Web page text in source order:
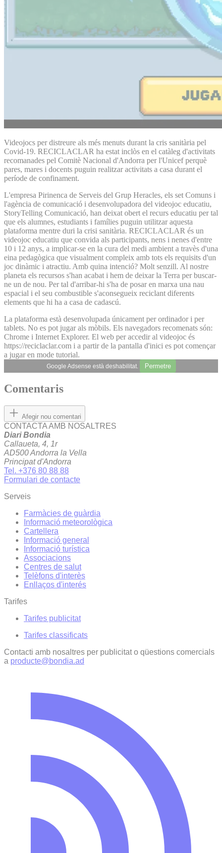
Videojocs per distreure als més menuts durant la cris sanitària pel
Covid-19. RECICLACLAR ha estat inclòs en el catàleg d'activitats
recomanades pel Comitè Nacional d'Andorra per l'Unicef perquè
pares, mares i docents puguin realitzar activitats a casa durant el
període de confinament.
L'empresa Pirinenca de Serveis del Grup Heracles, els set Comuns i
l'agència de comunicació i desenvolupadora del videojoc educatiu,
StoryTelling Comunicació, han deixat obert el recurs educatiu per tal
que els alumnes, estudiants i famílies puguin utilitzar aquesta
plataforma mentre duri la crisi sanitària. RECICLACLAR és un
videojoc educatiu que convida als participants, nens i nenes d'entre
10 i 12 anys, a implicar-se en la cura del medi ambient a travès d'una
eina pedagògica que visualment compleix amb tots els requisits d'un
joc dinàmic i atractiu. Amb quina intenció? Molt senzill. Al nostre
planeta els recursos s'han acabat i hem de deixar la Terra per buscar-
ne un de nou. Per tal d'arribar-hi s'ha de posar en marxa una nau
espacial i el seu combustible s'aconsegueix reciclant diferents
elements que hi ha a casa de cadascú.
La plataforma està desenvolupada únicament per ordinador i per
tablets. No es pot jugar als mòbils. Els navegadors recomenats són:
Chrome i Internet Explorer. El web per accedir al videojoc és
https://reciclaclar.com i a partir de la pantalla d'inici es pot començar
a jugar en mode tutorial.
Google Adsense està deshabilitat. Permetre
Comentaris
Afegir nou comentari
CONTACTA AMB NOSALTRES
Diari Bondia
Callaueta, 4, 1r
AD500 Andorra la Vella
Principat d'Andorra
Tel. +376 80 88 88
Formulari de contacte
Serveis
Farmàcies de guàrdia
Informació meteorològica
Cartellera
Informació general
Informació turística
Associacions
Centres de salut
Telèfons d'interès
Enllaços d'interés
Tarifes
Tarifes publicitat
Tarifes classificats
Contacti amb nosaltres per publicitat o qüestions comercials
a producte@bondia.ad